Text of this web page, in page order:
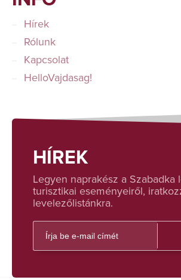
Hírek
Rólunk
Kapcsolat
HelloVajdasag!
HÍREK
Legyen naprakész a Szabadka
turisztikai eseményeiről,
levelezőlistánkra.